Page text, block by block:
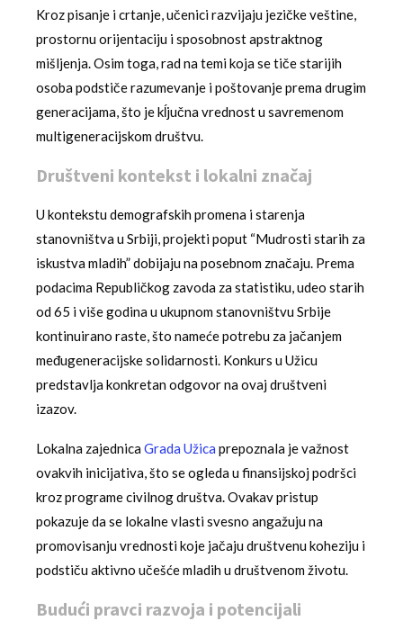
Kroz pisanje i crtanje, učenici razvijaju jezičke veštine,
prostornu orijentaciju i sposobnost apstraktnog
mišljenja. Osim toga, rad na temi koja se tiče starijih
osoba podstiče razumevanje i poštovanje prema drugim
generacijama, što je kĺjučna vrednost u savremenom
multigeneracijskom društvu.
Društveni kontekst i lokalni značaj
U kontekstu demografskih promena i starenja
stanovništva u Srbiji, projekti poput “Mudrosti starih za
iskustva mladih” dobijaju na posebnom značaju. Prema
podacima Republičkog zavoda za statistiku, udeo starih
od 65 i više godina u ukupnom stanovništvu Srbije
kontinuirano raste, što nameće potrebu za jačanjem
međugeneracijske solidarnosti. Konkurs u Užicu
predstavlja konkretan odgovor na ovaj društveni
izazov.
Lokalna zajednicaGrada Užica prepoznala je važnost
ovakvih inicijativa, što se ogleda u finansijskoj podršci
kroz programe civilnog društva. Ovakav pristup
pokazuje da se lokalne vlasti svesno angažuju na
promovisanju vrednosti koje jačaju društvenu koheziju i
podstiču aktivno učešće mladih u društvenom životu.
Budući pravci razvoja i potencijali